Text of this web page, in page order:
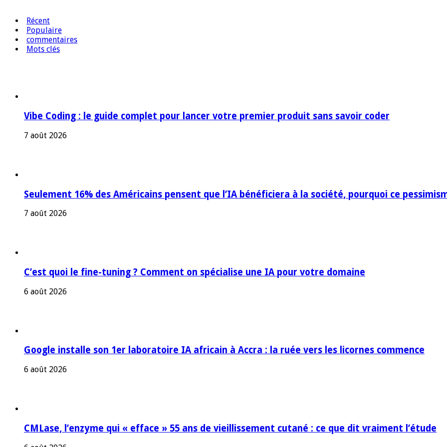
Récent
Populaire
commentaires
Mots clés
Vibe Coding : le guide complet pour lancer votre premier produit sans savoir coder
7 août 2026
Seulement 16% des Américains pensent que l’IA bénéficiera à la société, pourquoi ce
7 août 2026
C’est quoi le fine-tuning ? Comment on spécialise une IA pour votre domaine
6 août 2026
Google installe son 1er laboratoire IA africain à Accra : la ruée vers les licornes commence
6 août 2026
CMLase, l’enzyme qui « efface » 55 ans de vieillissement cutané : ce que dit vraiment l’étude